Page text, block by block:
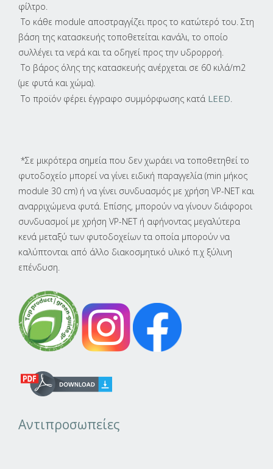
φίλτρο.
Το κάθε module αποστραγγίζει προς το κατώτερό του. Στη
βάση της κατασκευής τοποθετείται κανάλι, το οποίο
συλλέγει τα νερά και τα οδηγεί προς την υδρορροή.
Το βάρος όλης της κατασκευής ανέρχεται σε 60 κιλά/m2
(με φυτά και χώμα).
Το προϊόν φέρει έγγραφο συμμόρφωσης κατά LEED.
*Σε μικρότερα σημεία που δεν χωράει να τοποθετηθεί το
φυτοδοχείο μπορεί να γίνει ειδική παραγγελία (min μήκος
module 30 cm) ή να γίνει συνδυασμός με χρήση VP-NET και
αναρριχώμενα φυτά. Επίσης, μπορούν να γίνουν διάφοροι
συνδυασμοί με χρήση VP-NET ή αφήνοντας μεγαλύτερα
κενά μεταξύ των φυτοδοχείων τα οποία μπορούν να
καλύπτονται από άλλο διακοσμητικό υλικό π.χ ξύλινη
επένδυση.
Αντιπροσωπείες